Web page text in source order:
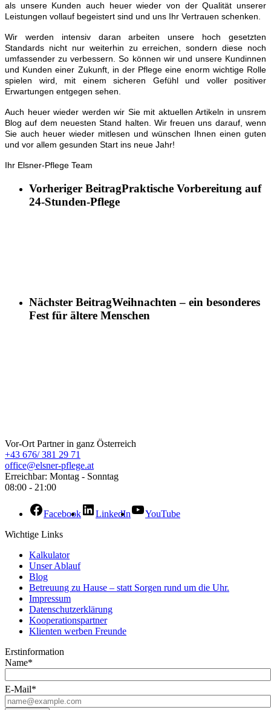
als unsere Kunden auch heuer wieder von der Qualität unserer
Leistungen vollauf begeistert sind und uns Ihr Vertrauen schenken.
Wir werden intensiv daran arbeiten unsere hoch gesetzten
Standards nicht nur weiterhin zu erreichen, sondern diese noch
umfassender zu verbessern. So können wir und unsere Kundinnen
und Kunden einer Zukunft, in der Pflege eine enorm wichtige Rolle
spielen wird, mit einem sicheren Gefühl und voller positiver
Erwartungen entgegen sehen.
Auch heuer wieder werden wir Sie mit aktuellen Artikeln in unsrem
Blog auf dem neuesten Stand halten. Wir freuen uns darauf, wenn
Sie auch heuer wieder mitlesen und wünschen Ihnen einen guten
und vor allem gesunden Start ins neue Jahr!
Ihr Elsner-Pflege Team
Vorheriger BeitragPraktische Vorbereitung auf
24-Stunden-Pflege
Nächster BeitragWeihnachten – ein besonderes
Fest für ältere Menschen
Vor-Ort Partner in ganz Österreich
+43 676/ 381 29 71
office@elsner-pflege.at
Erreichbar: Montag - Sonntag
08:00 - 21:00
Facebook LinkedIn
YouTube
Wichtige Links
Kalkulator
Unser Ablauf
Blog
Betreuung zu Hause – statt Sorgen rund um die Uhr.
Impressum
Datenschutzerklärung
Kooperationspartner
Klienten werben Freunde
Erstinformation
Name*
E-Mail*